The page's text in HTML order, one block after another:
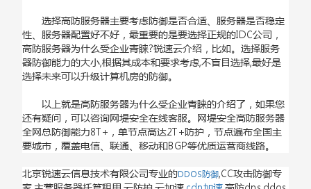
选择高防服务器主要考虑防御是否合适、服务器是否稳定
性、服务器配置好不好，最重要的是要选择正规的IDC公司，
高防服务器为什么受企业青睐?锐速云介绍，比如。选择服务
器防御能力的大小,根据其成本和要求考虑,不盲目选择,最好是
选择未来可以升级计算机房的防御。
以上就是高防服务器为什么受企业青睐的介绍了，如果您
还有疑问，可以咨询网堤安全在线客服。网堤安全高防服务器
全网总防御能力8T+，单节点高达2T+防护，节点遍布全国主
要城市，覆盖电信、联通、移动和BGP等优质运营商线路。
北京锐速云信息技术有限公司专业的DDOS防御,CC攻击防御专